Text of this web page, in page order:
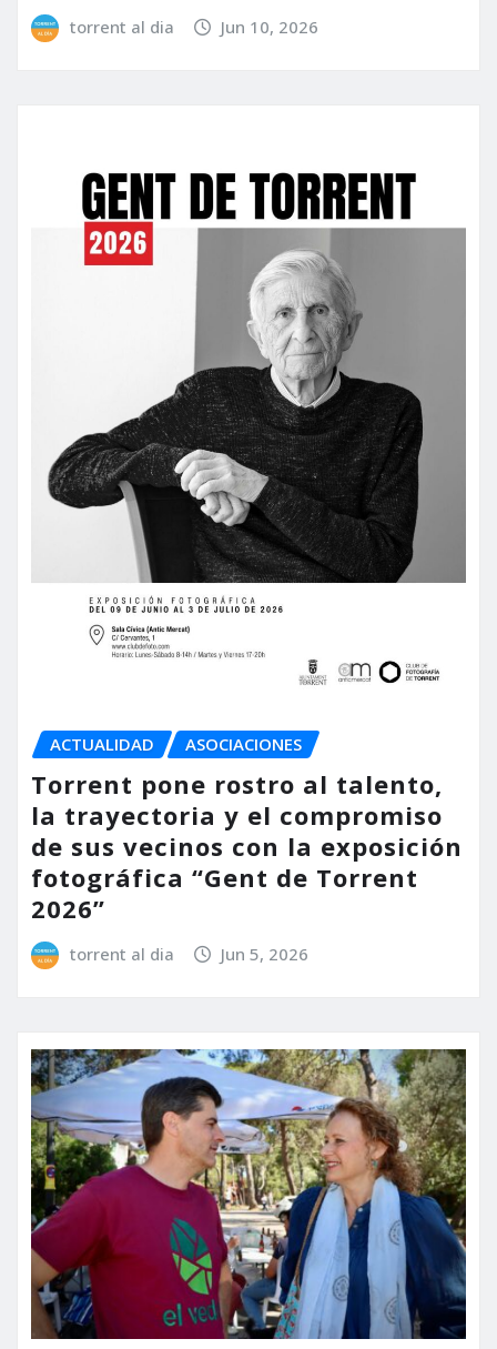
torrent al dia Jun 10, 2026
ACTUALIDAD ASOCIACIONES
Torrent pone rostro al talento,
la trayectoria y el compromiso
de sus vecinos con la exposición
fotográfica “Gent de Torrent
2026”
torrent al dia Jun 5, 2026